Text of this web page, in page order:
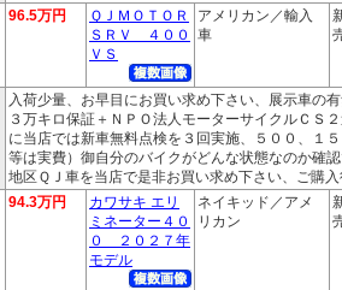
96.5万円
ＱＪＭＯＴＯＲ
ＳＲＶ ４００
ＶＳ
アメリカン／輸入
車
入荷少量、お早目にお買い求め下さい、展示車の
３万キロ保証＋ＮＰＯ法人モーターサイクルＣＳ
に当店では新車無料点検を３回実施、５００、１
等は実費）御自分のバイクがどんな状態なのか確
地区ＱＪ車を当店で是非お買い求め下さい、ご購
94.3万円
カワサキ エリ
ミネーター４０
０ ２０２７年
モデル
ネイキッド／アメ
リカン